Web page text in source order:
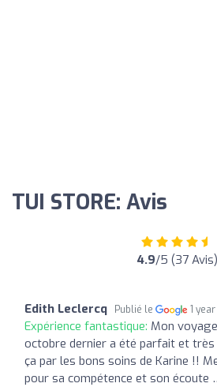
TUI STORE: Avis
4.9/5 (37 Avis)
Edith Leclercq Publié le 1
Expérience fantastique: Mon
octobre dernier a été parfait et
ça par les bons soins de Karine !!
pour sa compétence et son écoute